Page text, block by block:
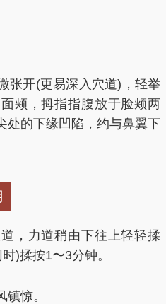
张开(更易深入穴道)，轻举
颊，拇指指腹放于脸颊两
处的下缘凹陷，约与鼻翼下
，力道稍由下往上轻轻揉
)揉按1〜3分钟。
惊。